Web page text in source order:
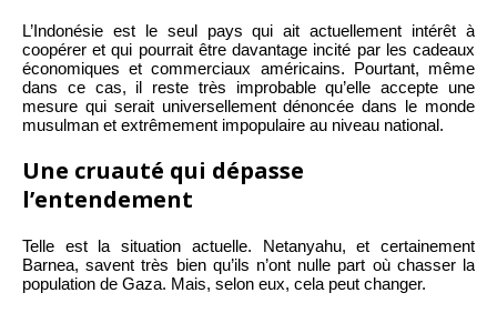
L’Indonésie est le seul pays qui ait actuellement intérêt à
coopérer et qui pourrait être davantage incité par les cadeaux
économiques et commerciaux américains. Pourtant, même
dans ce cas, il reste très improbable qu’elle accepte une
mesure qui serait universellement dénoncée dans le monde
musulman et extrêmement impopulaire au niveau national.
Une cruauté qui dépasse
l’entendement
Telle est la situation actuelle. Netanyahu, et certainement
Barnea, savent très bien qu’ils n’ont nulle part où chasser la
population de Gaza. Mais, selon eux, cela peut changer.